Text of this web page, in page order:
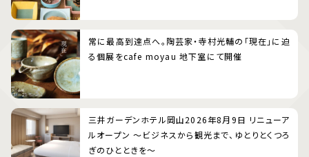
常に最高到達点へ。陶芸家・寺村光輔の「現在」に迫
る個展をcafe moyau 地下室にて開催
三井ガーデンホテル岡山2026年8月9日 リニューア
ルオープン 〜ビジネスから観光まで、ゆとりとくつろ
ぎのひとときを〜